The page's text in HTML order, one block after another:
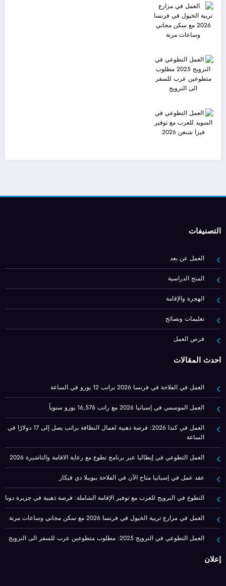
التصنيفات
العمل عن بعد
المنح الدراسية
الهجرة والإقامة
تعليمات ونصائح
فرص العمل
أحدث المقالات
العمل في الفلاحة في فرنسا 2026 براتب 12 يورو في الساعة
العمل الموسمي في إسبانيا 2026 مع راتب 16,576 يورو سنوياً
العمل في كندا 2026: فرصة ذهبية لعمال النظافة براتب يصل إلى 17 دولارًا في
الساعة
العمل التطوعي في إيطاليا عبر برنامج تطوع مع رعاية الاقامة والتاشيرة 2026
عقد عمل في إسبانيا متاح الآن في الفلاحة ببويبلا دي فيكار
التطوع في النرويج للعرب مع توفير الإقامة الشاملة: فرصة ذهبية في جزيرة دونا
العمل في مزارع تربية الخيول في فرنسا 2026 مع سكن مجاني وساعات مرنة
العمل التطوعي في النرويج 2025: مطلوب متطوعين عرب للسفر الى النرويج
إعلان